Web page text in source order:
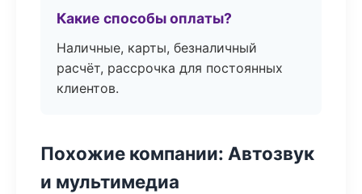
Какие способы оплаты?
Наличные, карты, безналичный
расчёт, рассрочка для постоянных
клиентов.
Похожие компании: Автозвук
и мультимедиа